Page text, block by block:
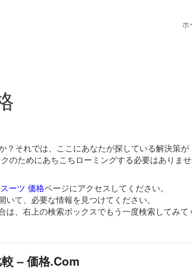
ホ
？それでは、ここにあなたが探している解決策が
のためにあちこちローミングする必要はありませ
ーツ 価格ページにアクセスしてください。
て、必要な情報を見つけてください。
は、右上の検索ボックスでもう一度検索してみて
– 価格.com